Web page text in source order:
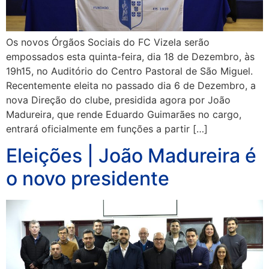
Os novos Órgãos Sociais do FC Vizela serão
empossados esta quinta-feira, dia 18 de Dezembro, às
19h15, no Auditório do Centro Pastoral de São Miguel.
Recentemente eleita no passado dia 6 de Dezembro, a
nova Direção do clube, presidida agora por João
Madureira, que rende Eduardo Guimarães no cargo,
entrará oficialmente em funções a partir […]
Eleições | João Madureira é
o novo presidente